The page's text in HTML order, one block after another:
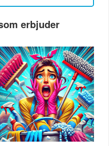
erbjuder